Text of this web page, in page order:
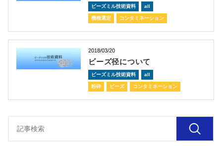
ビーズミル技術資料 all
機種選定 コンタミネーション
2018/03/20
ビーズ径について
ビーズミル技術資料 all
粉砕 ビーズ コンタミネーション